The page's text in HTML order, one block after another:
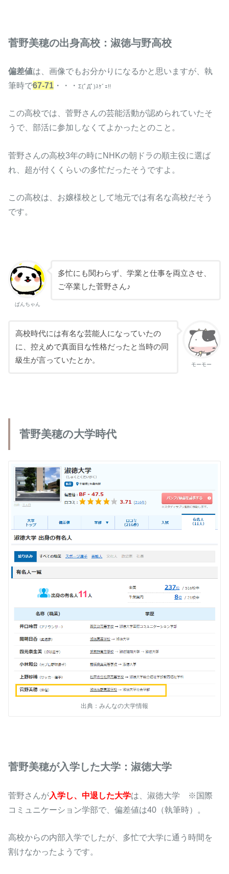
菅野美穂の出身高校：淑徳与野高校
偏差値は、画像でもお分かりになるかと思いますが、執
筆時で67-71 ・・・Σ(ﾟДﾟ)ｽｹﾞｪ!!
この高校では、菅野さんの芸能活動が認められていたそ
うで、部活に参加しなくてよかったとのこと。
菅野さんの高校3年の時にNHKの朝ドラの順主役に選ば
れ、超が付くくらいの多忙だったそうですよ。
この高校は、お嬢様校として地元では有名な高校だそう
です。
ぱんちゃん
多忙にも関わらず、学業と仕事を両立させ、
ご卒業した菅野さん♪
モーモー
高校時代には有名な芸能人になっていたの
に、控えめで真面目な性格だったと当時の同
級生が言っていたとか。
菅野美穂の大学時代
出典：みんなの大学情報
菅野美穂が入学した大学：淑徳大学
菅野さんが入学し、中退した大学は、淑徳大学 ※国際
コミュニケーション学部で、偏差値は40（執筆時）。
高校からの内部入学でしたが、多忙で大学に通う時間を
割けなかったようです。